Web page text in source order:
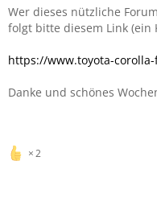
Wer dieses nützliche
folgt bitte diesem Link (ein
https://www.toyota-
Danke und schönes
2